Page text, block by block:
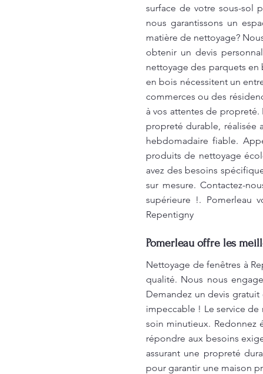
surface de votre sous-sol
nous garantissons un
matière de nettoyage?
obtenir un devis
nettoyage des parquets
en bois nécessitent un
commerces ou des
à vos attentes de propreté.
propreté durable, réalisée
hebdomadaire fiable.
produits de nettoyage
avez des besoins
sur mesure. Contactez-
supérieure !. Pomerleau
Repentigny
Pomerleau offre les
Nettoyage de fenêtres à
qualité. Nous nous
Demandez un devis
impeccable ! Le service de
soin minutieux. Redonnez
répondre aux besoins
assurant une propreté
pour garantir une maison